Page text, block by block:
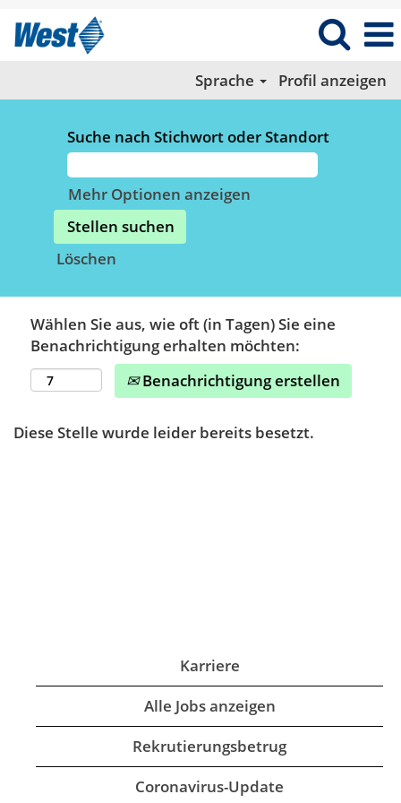
Sprache Profil anzeigen
Suche nach Stichwort oder Standort
Mehr Optionen anzeigen
Löschen
Wählen Sie aus, wie oft (in Tagen) Sie eine
Benachrichtigung erhalten möchten:
Benachrichtigung erstellen
Diese Stelle wurde leider bereits besetzt.
Karriere
Alle Jobs anzeigen
Rekrutierungsbetrug
Coronavirus-Update